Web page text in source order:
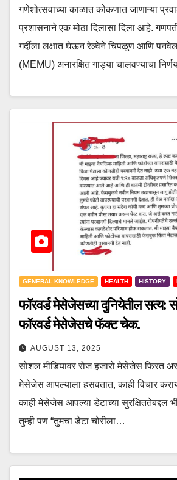
गणेशोत्सवाच्या काळात कोकणात जाणाऱ्या
प्रशासनाने एक मोठा दिलासा दिला आहे.
गर्दीला लक्षात घेऊन रेल्वेने चिपळूण आणि
(MEMU) अनारक्षित गाड्या चालवण्याचा
GENERAL KNOWLEDGE HEALTH HISTORY
फॉरवर्ड मेसेजेसच्या दुनियेतील सत्य:
फॉरवर्ड मेसेजेसचे फॅक्ट चेक.
AUGUST 13, 2025
सोशल मीडियावर रोज हजारो मेसेजेस फिरत
मेसेजेस आपल्याला हसवतात, काही विचार
काही मेसेजेस आपल्या डेटाच्या सुरक्षिततेबद्दल
तुम्ही पण “तुमचा डेटा चोरीला…